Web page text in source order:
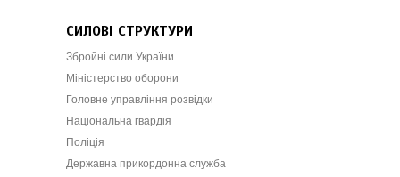
СИЛОВІ СТРУКТУРИ
Збройні сили України
Міністерство оборони
Головне управління розвідки
Національна гвардія
Поліція
Державна прикордонна служба